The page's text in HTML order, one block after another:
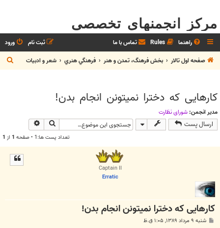
مرکز انجمنهای تخصصی
راهنما Rules تماس با ما ورود
ثبت نام
صفحه اول تالار
بخش فرهنگ، تمدن و هنر فرهنگي هنري شعر و ادبيات
س
کارهایی که دخترا نمیتونن انجام بدن!
مدیر انجمن: شوراي نظارت
ارسال پست جستجو
تعداد پست ها:1 • صفحه 1 از 1
Captain II
Erratic
کارهایی که دخترا نمیتونن انجام بدن!
شنبه ۹ مرداد ۱۳۸۹, ۱:۰۵ ق.ظ